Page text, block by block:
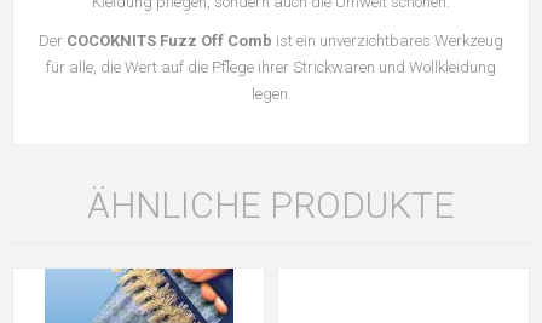
Der COCOKNITS Fuzz Off Comb ist ein unverzichtbares Werkzeug
für alle, die Wert auf die Pflege ihrer Strickwaren und Wollkleidung
legen.
ÄHNLICHE PRODUKTE